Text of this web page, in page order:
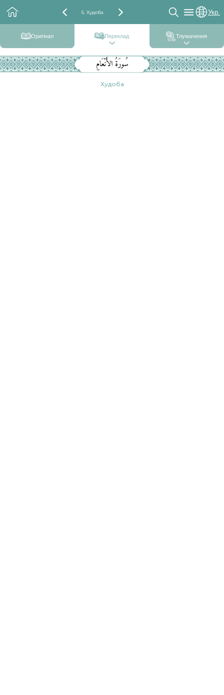
6. Худоба Укр.
Оригінал Переклад Тлумачення
سُورَةُ الأَنْعَامِ
Худоба